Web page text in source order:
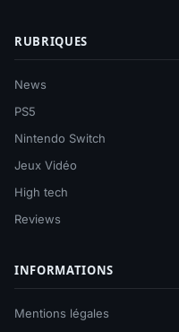
RUBRIQUES
News
PS5
Nintendo Switch
Jeux Vidéo
High tech
Reviews
INFORMATIONS
Mentions légales